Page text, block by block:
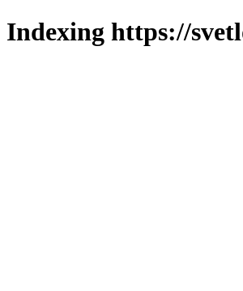
Indexing https://